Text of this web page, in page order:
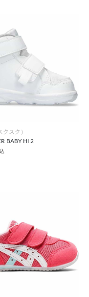
クスク）
BABY HI 2